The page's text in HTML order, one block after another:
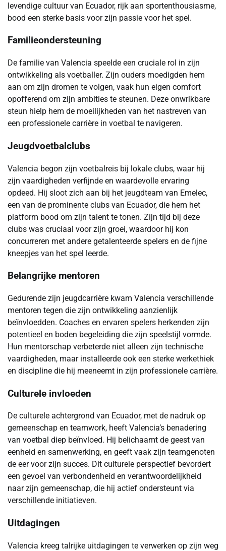
levendige cultuur van Ecuador, rijk aan sportenthousiasme,
bood een sterke basis voor zijn passie voor het spel.
Familieondersteuning
De familie van Valencia speelde een cruciale rol in zijn
ontwikkeling als voetballer. Zijn ouders moedigden hem
aan om zijn dromen te volgen, vaak hun eigen comfort
opofferend om zijn ambities te steunen. Deze onwrikbare
steun hielp hem de moeilijkheden van het nastreven van
een professionele carrière in voetbal te navigeren.
Jeugdvoetbalclubs
Valencia begon zijn voetbalreis bij lokale clubs, waar hij
zijn vaardigheden verfijnde en waardevolle ervaring
opdeed. Hij sloot zich aan bij het jeugdteam van Emelec,
een van de prominente clubs van Ecuador, die hem het
platform bood om zijn talent te tonen. Zijn tijd bij deze
clubs was cruciaal voor zijn groei, waardoor hij kon
concurreren met andere getalenteerde spelers en de fijne
kneepjes van het spel leerde.
Belangrijke mentoren
Gedurende zijn jeugdcarrière kwam Valencia verschillende
mentoren tegen die zijn ontwikkeling aanzienlijk
beïnvloedden. Coaches en ervaren spelers herkenden zijn
potentieel en boden begeleiding die zijn speelstijl vormde.
Hun mentorschap verbeterde niet alleen zijn technische
vaardigheden, maar installeerde ook een sterke werkethiek
en discipline die hij meeneemt in zijn professionele carrière.
Culturele invloeden
De culturele achtergrond van Ecuador, met de nadruk op
gemeenschap en teamwork, heeft Valencia’s benadering
van voetbal diep beïnvloed. Hij belichaamt de geest van
eenheid en samenwerking, en geeft vaak zijn teamgenoten
de eer voor zijn succes. Dit culturele perspectief bevordert
een gevoel van verbondenheid en verantwoordelijkheid
naar zijn gemeenschap, die hij actief ondersteunt via
verschillende initiatieven.
Uitdagingen
Valencia kreeg talrijke uitdagingen te verwerken op zijn weg